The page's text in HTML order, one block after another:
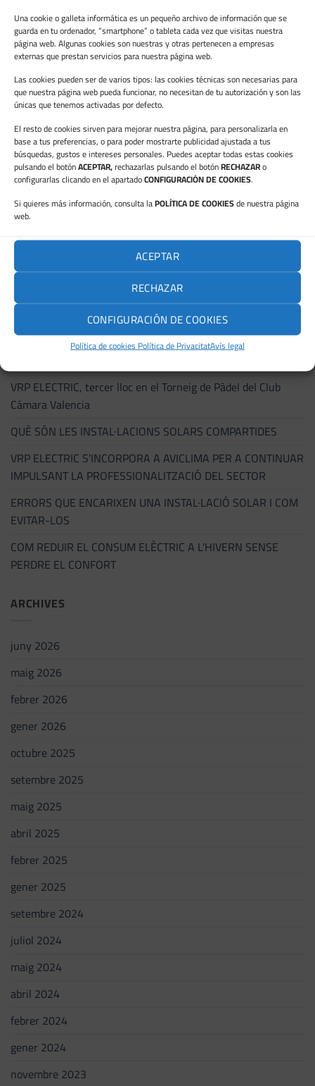
Una cookie o galleta informática es un pequeño archivo de información que se
guarda en tu ordenador, “smartphone” o tableta cada vez que visitas nuestra
página web. Algunas cookies son nuestras y otras pertenecen a empresas
externas que prestan servicios para nuestra página web.
Las cookies pueden ser de varios tipos: las cookies técnicas son necesarias para
que nuestra página web pueda funcionar, no necesitan de tu autorización y son las
únicas que tenemos activadas por defecto.
El resto de cookies sirven para mejorar nuestra página, para personalizarla en
base a tus preferencias, o para poder mostrarte publicidad ajustada a tus
búsquedas, gustos e intereses personales. Puedes aceptar todas estas cookies
pulsando el botónACEPTAR,rechazarlas pulsando el botónRECHAZARo
configurarlas clicando en el apartadoCONFIGURACIÓN DE COOKIES.
Si quieres más información, consulta laPOLÍTICA DE COOKIESde nuestra página
web.
ACEPTAR
RECHAZAR
CONFIGURACIÓN DE COOKIES
Política de cookiesPolítica de PrivacitatAvís legal
Menys costos de manteniment: La llarga vida útil dels LED
significa menys despeses.
Ambient de treball millorat: Una il·luminació de qualitat
pot millorar el benestar dels empleats, augmentant la
productivitat i reduint el absentisme.
Compliment ambiental: Contribució positiva als objectius
de sostenibilitat i reducció d’emissions de carboni.
Sparky: el gos robot que olora
subestacions
VRP Electric: Energia solar
sostenible per a un futur verd
RECENT POSTS
VRP ELECTRIC, tercer lloc en el Torneig de Pàdel del Club
Cámara Valencia
QUÈ SÓN LES INSTAL·LACIONS SOLARS COMPARTIDES
VRP ELECTRIC S’INCORPORA A AVICLIMA PER A CONTINUAR
IMPULSANT LA PROFESSIONALITZACIÓ DEL SECTOR
ERRORS QUE ENCARIXEN UNA INSTAL·LACIÓ SOLAR I COM
EVITAR-LOS
COM REDUIR EL CONSUM ELÈCTRIC A L’HIVERN SENSE
PERDRE EL CONFORT
ARCHIVES
juny 2026
maig 2026
febrer 2026
gener 2026
octubre 2025
setembre 2025
maig 2025
abril 2025
febrer 2025
gener 2025
setembre 2024
juliol 2024
maig 2024
abril 2024
febrer 2024
gener 2024
novembre 2023